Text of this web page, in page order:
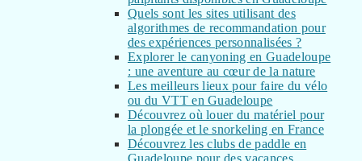
Quels sont les sites utilisant des
algorithmes de recommandation pour
des expériences personnalisées ?
Explorer le canyoning en Guadeloupe
: une aventure au cœur de la nature
Les meilleurs lieux pour faire du vélo
ou du VTT en Guadeloupe
Découvrez où louer du matériel pour
la plongée et le snorkeling en France
Découvrez les clubs de paddle en
Guadeloupe pour des vacances